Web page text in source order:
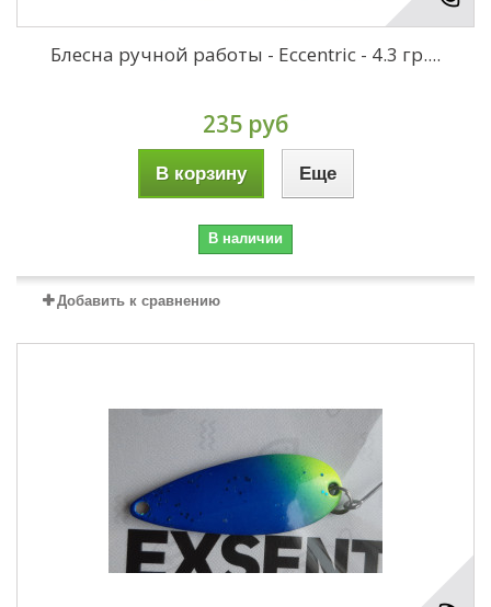
Блесна ручной работы - Eccentric - 4.3 гр....
235 руб
В корзину Еще
В наличии
Добавить к сравнению